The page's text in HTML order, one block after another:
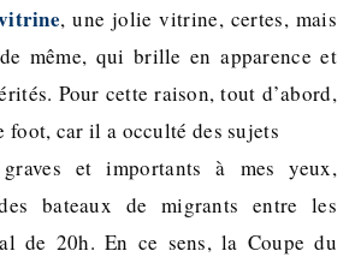
, une jolie vitrine, certes, mais
même, qui brille en apparence et
Pour cette raison, tout d’abord,
foot, car il a occulté des sujets
et importants à mes yeux,
bateaux de migrants entre les
de 20h. En ce sens, la Coupe du